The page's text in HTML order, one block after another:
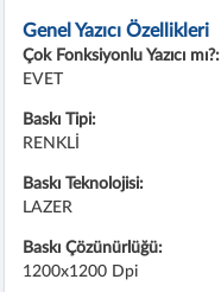
Genel Yazıcı Özellikleri
Çok Fonksiyonlu Yazıcı mı?:
EVET
Baskı Tipi:
RENKLİ
Baskı Teknolojisi:
LAZER
Baskı Çözünürlüğü:
1200x1200 Dpi